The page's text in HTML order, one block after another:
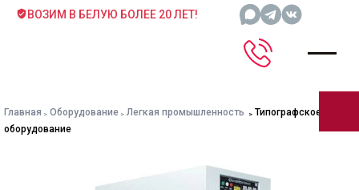
ВОЗИМ В БЕЛУЮ БОЛЕЕ 20 ЛЕТ!
Главная Оборудование Легкая промышленность
Типографское
оборудование